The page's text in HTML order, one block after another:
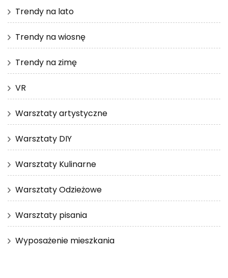
Trendy na lato
Trendy na wiosnę
Trendy na zimę
VR
Warsztaty artystyczne
Warsztaty DIY
Warsztaty Kulinarne
Warsztaty Odzieżowe
Warsztaty pisania
Wyposażenie mieszkania